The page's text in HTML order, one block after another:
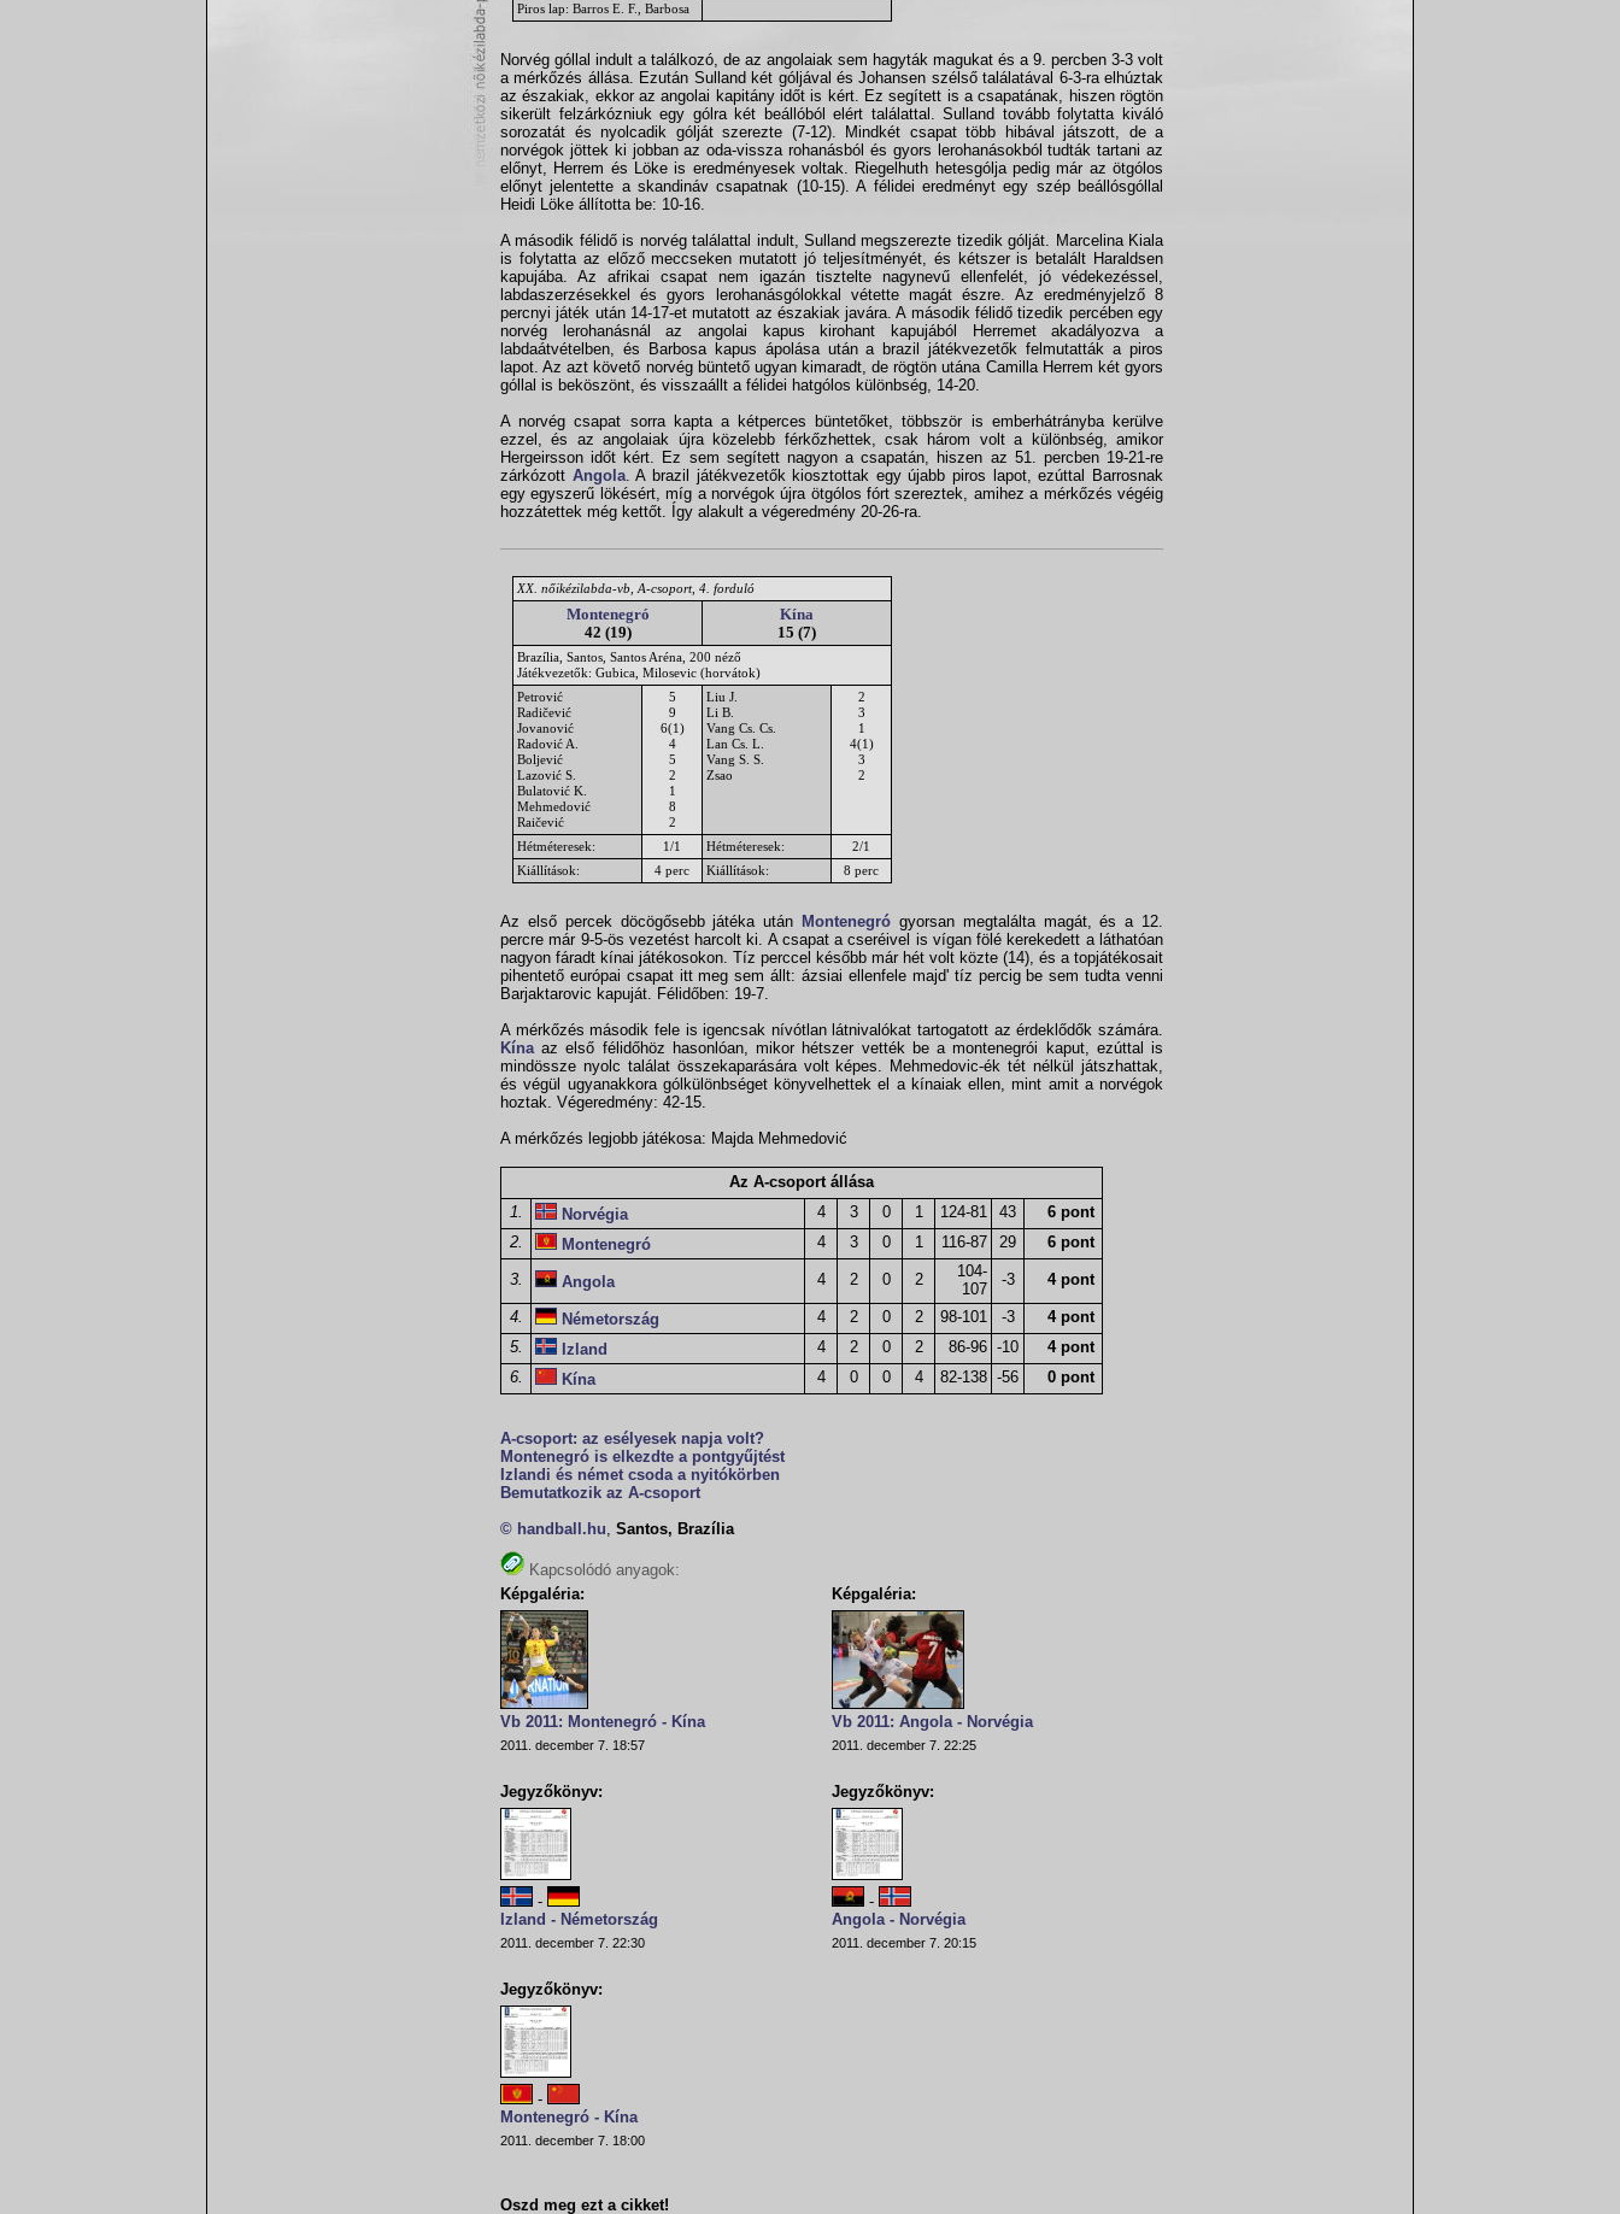
Piros lap: Barros E. F., Barbosa
Norvég góllal indult a találkozó, de az angolaiak sem hagyták magukat és a 9. percben 3-3 volt
a mérkőzés állása. Ezután Sulland két góljával és Johansen szélső találatával 6-3-ra elhúztak
az északiak, ekkor az angolai kapitány időt is kért. Ez segített is a csapatának, hiszen rögtön
sikerült felzárkózniuk egy gólra két beállóból elért találattal. Sulland tovább folytatta kiváló
sorozatát és nyolcadik gólját szerezte (7-12). Mindkét csapat több hibával játszott, de a
norvégok jöttek ki jobban az oda-vissza rohanásból és gyors lerohanásokból tudták tartani az
előnyt, Herrem és Löke is eredményesek voltak. Riegelhuth hetesgólja pedig már az ötgólos
előnyt jelentette a skandináv csapatnak (10-15). A félidei eredményt egy szép beállósgóllal
Heidi Löke állította be: 10-16.
A második félidő is norvég találattal indult, Sulland megszerezte tizedik gólját. Marcelina Kiala
is folytatta az előző meccseken mutatott jó teljesítményét, és kétszer is betalált Haraldsen
kapujába. Az afrikai csapat nem igazán tisztelte nagynevű ellenfelét, jó védekezéssel,
labdaszerzésekkel és gyors lerohanásgólokkal vétette magát észre. Az eredményjelző 8
percnyi játék után 14-17-et mutatott az északiak javára. A második félidő tizedik percében egy
norvég lerohanásnál az angolai kapus kirohant kapujából Herremet akadályozva a
labdaátvételben, és Barbosa kapus ápolása után a brazil játékvezetők felmutatták a piros
lapot. Az azt követő norvég büntető ugyan kimaradt, de rögtön utána Camilla Herrem két gyors
góllal is beköszönt, és visszaállt a félidei hatgólos különbség, 14-20.
A norvég csapat sorra kapta a kétperces büntetőket, többször is emberhátrányba kerülve
ezzel, és az angolaiak újra közelebb férkőzhettek, csak három volt a különbség, amikor
Hergeirsson időt kért. Ez sem segített nagyon a csapatán, hiszen az 51. percben 19-21-re
zárkózott Angola. A brazil játékvezetők kiosztottak egy újabb piros lapot, ezúttal Barrosnak
egy egyszerű lökésért, míg a norvégok újra ötgólos fórt szereztek, amihez a mérkőzés végéig
hozzátettek még kettőt. Így alakult a végeredmény 20-26-ra.
XX. nőikézilabda-vb, A-csoport, 4. forduló
Montenegró
42 (19)
Kína
15 (7)
Brazília, Santos, Santos Aréna, 200 néző
Játékvezetők: Gubica, Milosevic (horvátok)
Petrović
Radičević
Jovanović
Radović A.
Boljević
Lazović S.
Bulatović K.
Mehmedović
Raičević
5
9
6(1)
4
5
2
1
8
2
Liu J.
Li B.
Vang Cs. Cs.
Lan Cs. L.
Vang S. S.
Zsao
2
3
1
4(1)
3
2
Hétméteresek: 1/1 Hétméteresek:
2/1
Kiállítások:
4 perc Kiállítások: 8 perc
Az első percek döcögősebb játéka után Montenegró gyorsan megtalálta magát, és a 12.
percre már 9-5-ös vezetést harcolt ki. A csapat a cseréivel is vígan fölé kerekedett a láthatóan
nagyon fáradt kínai játékosokon. Tíz perccel később már hét volt közte (14), és a topjátékosait
pihentető európai csapat itt meg sem állt: ázsiai ellenfele majd' tíz percig be sem tudta venni
Barjaktarovic kapuját. Félidőben: 19-7.
A mérkőzés második fele is igencsak nívótlan látnivalókat tartogatott az érdeklődők számára.
Kínaaz első félidőhöz hasonlóan, mikor hétszer vették be a montenegrói kaput, ezúttal is
mindössze nyolc találat összekaparására volt képes. Mehmedovic-ék tét nélkül játszhattak,
és végül ugyanakkora gólkülönbséget könyvelhettek el a kínaiak ellen, mint amit a norvégok
hoztak. Végeredmény: 42-15.
A mérkőzés legjobb játékosa: Majda Mehmedović
Az A-csoport állása
1.
Norvégia 4 3 0 1 124-81 43
6 pont
2.
Montenegró 4 3 0 1 116-87 29 6 pont
3. Angola 4 2 0 2
104-
107
-3 4 pont
4. Németország 4 2 0 2 98-101 -3
4 pont
5.
Izland 4 2 0 2 86-96 -10
4 pont
6.
Kína 4 0 0 4 82-138 -56 0 pont
A-csoport: az esélyesek napja volt?
Montenegró is elkezdte a pontgyűjtést
Izlandi és német csoda a nyitókörben
Bemutatkozik az A-csoport
© handball.hu, Santos, Brazília
Kapcsolódó anyagok:
Képgaléria:
Vb 2011: Montenegró - Kína
2011. december 7. 18:57
Képgaléria:
Vb 2011: Angola - Norvégia
2011. december 7. 22:25
Jegyzőkönyv:
-
Izland - Németország
2011. december 7. 22:30
Jegyzőkönyv:
-
Angola - Norvégia
2011. december 7. 20:15
Jegyzőkönyv:
-
Montenegró - Kína
2011. december 7. 18:00
Oszd meg ezt a cikket!